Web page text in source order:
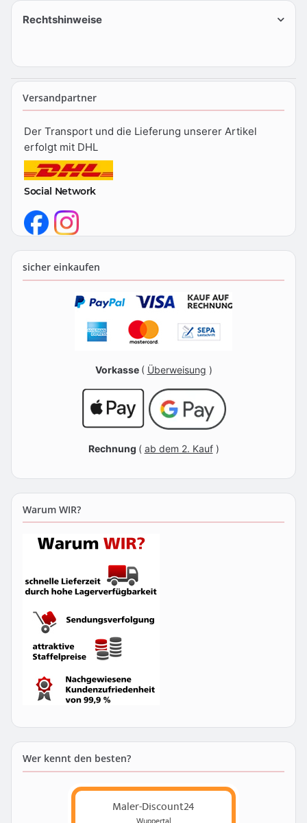
Rechtshinweise
Versandpartner
Der Transport und die Lieferung unserer Artikel
erfolgt mit DHL
Social Network
sicher einkaufen
Vorkasse ( Überweisung )
Rechnung ( ab dem 2. Kauf)
Warum WIR?
Wer kennt den besten?
Maler-Discount24